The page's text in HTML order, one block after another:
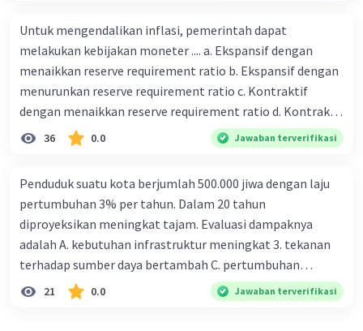
Untuk mengendalikan inflasi, pemerintah dapat
melakukan kebijakan moneter .... a. Ekspansif dengan
menaikkan reserve requirement ratio b. Ekspansif dengan
menurunkan reserve requirement ratio c. Kontraktif
dengan menaikkan reserve requirement ratio d. Kontraktif
dengan menurunkan reserve requirement ratio e.
Ekspansif dengan menaikkan tingkat diskonto Bila Bank
ceteris paribus maka .... a. Menimbulkan inflasi di mana
bentuk kurva jumlah uang beredar (penawaran uang) naik
dari kiri bawah ke kanan atas b. Menimbulkan deflasi di
mana bentuk kurva jumlah uang beredar (penawaran
uang) naik dari kiri bawah ke kanan atas c. Tingkat bunga
meningkat di mana bentuk kurva jumlah uang beredar
36 0.0 Jawaban terverifikasi
Penduduk suatu kota berjumlah 500.000 jiwa dengan laju
pertumbuhan 3% per tahun. Dalam 20 tahun
diproyeksikan meningkat tajam. Evaluasi dampaknya
adalah A. kebutuhan infrastruktur meningkat 3. tekanan
terhadap sumber daya bertambah C. pertumbuhan
eksponensial berdampak jangka panjang D. tidak
memengaruhi tata ruang E. proyeksi penduduk penting
21 0.0 Jawaban terverifikasi